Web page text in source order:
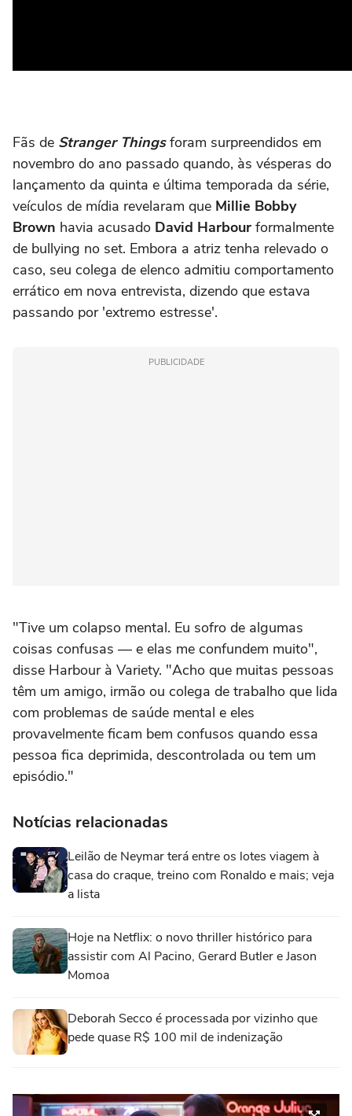
Fãs de Stranger Thingsforam surpreendidos em
novembro do ano passado quando, às vésperas do
lançamento da quinta e última temporada da série,
veículos de mídia revelaram que Millie Bobby
Brown havia acusado David Harbour formalmente
de bullying no set. Embora a atriz tenha relevado o
caso, seu colega de elenco admitiu comportamento
errático em nova entrevista, dizendo que estava
passando por 'extremo estresse'.
PUBLICIDADE
"Tive um colapso mental. Eu sofro de algumas
coisas confusas — e elas me confundem muito",
disse Harbour à Variety. "Acho que muitas pessoas
têm um amigo, irmão ou colega de trabalho que lida
com problemas de saúde mental e eles
provavelmente ficam bem confusos quando essa
pessoa fica deprimida, descontrolada ou tem um
episódio."
Notícias relacionadas
Leilão de Neymar terá entre os lotes viagem à
casa do craque, treino com Ronaldo e mais; veja
a lista
Hoje na Netflix: o novo thriller histórico para
assistir com Al Pacino, Gerard Butler e Jason
Momoa
Deborah Secco é processada por vizinho que
pede quase R$ 100 mil de indenização